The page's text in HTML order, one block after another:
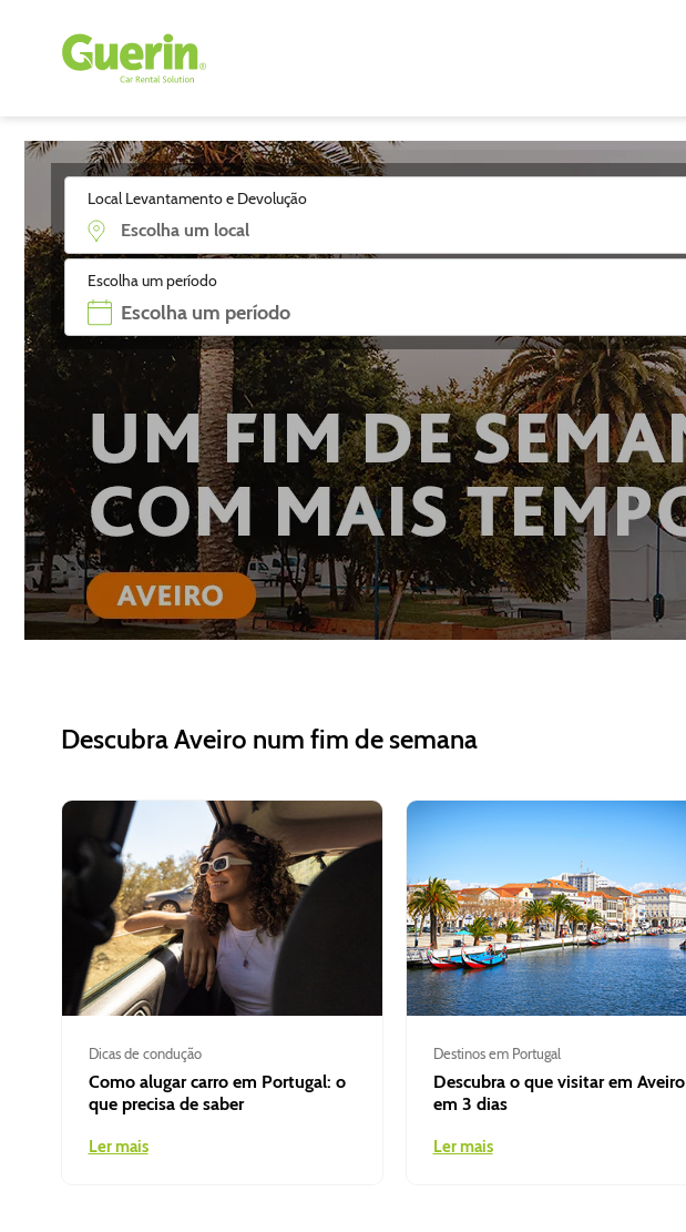
Local Levantamento e Devolução
Escolha um período
Descubra Aveiro num fim de semana
Dicas de condução
Como alugar carro em Portugal: o
que precisa de saber
Ler mais
Destinos em Portugal
Descubra o que visitar em Aveiro
em 3 dias
Ler mais